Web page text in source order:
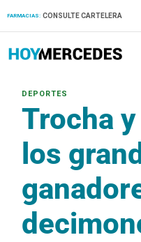
FARMACIAS: CONSULTE CARTELERA
Trocha
los